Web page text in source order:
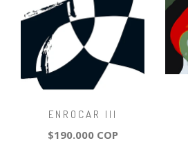
ENROCAR III
$190.000 COP